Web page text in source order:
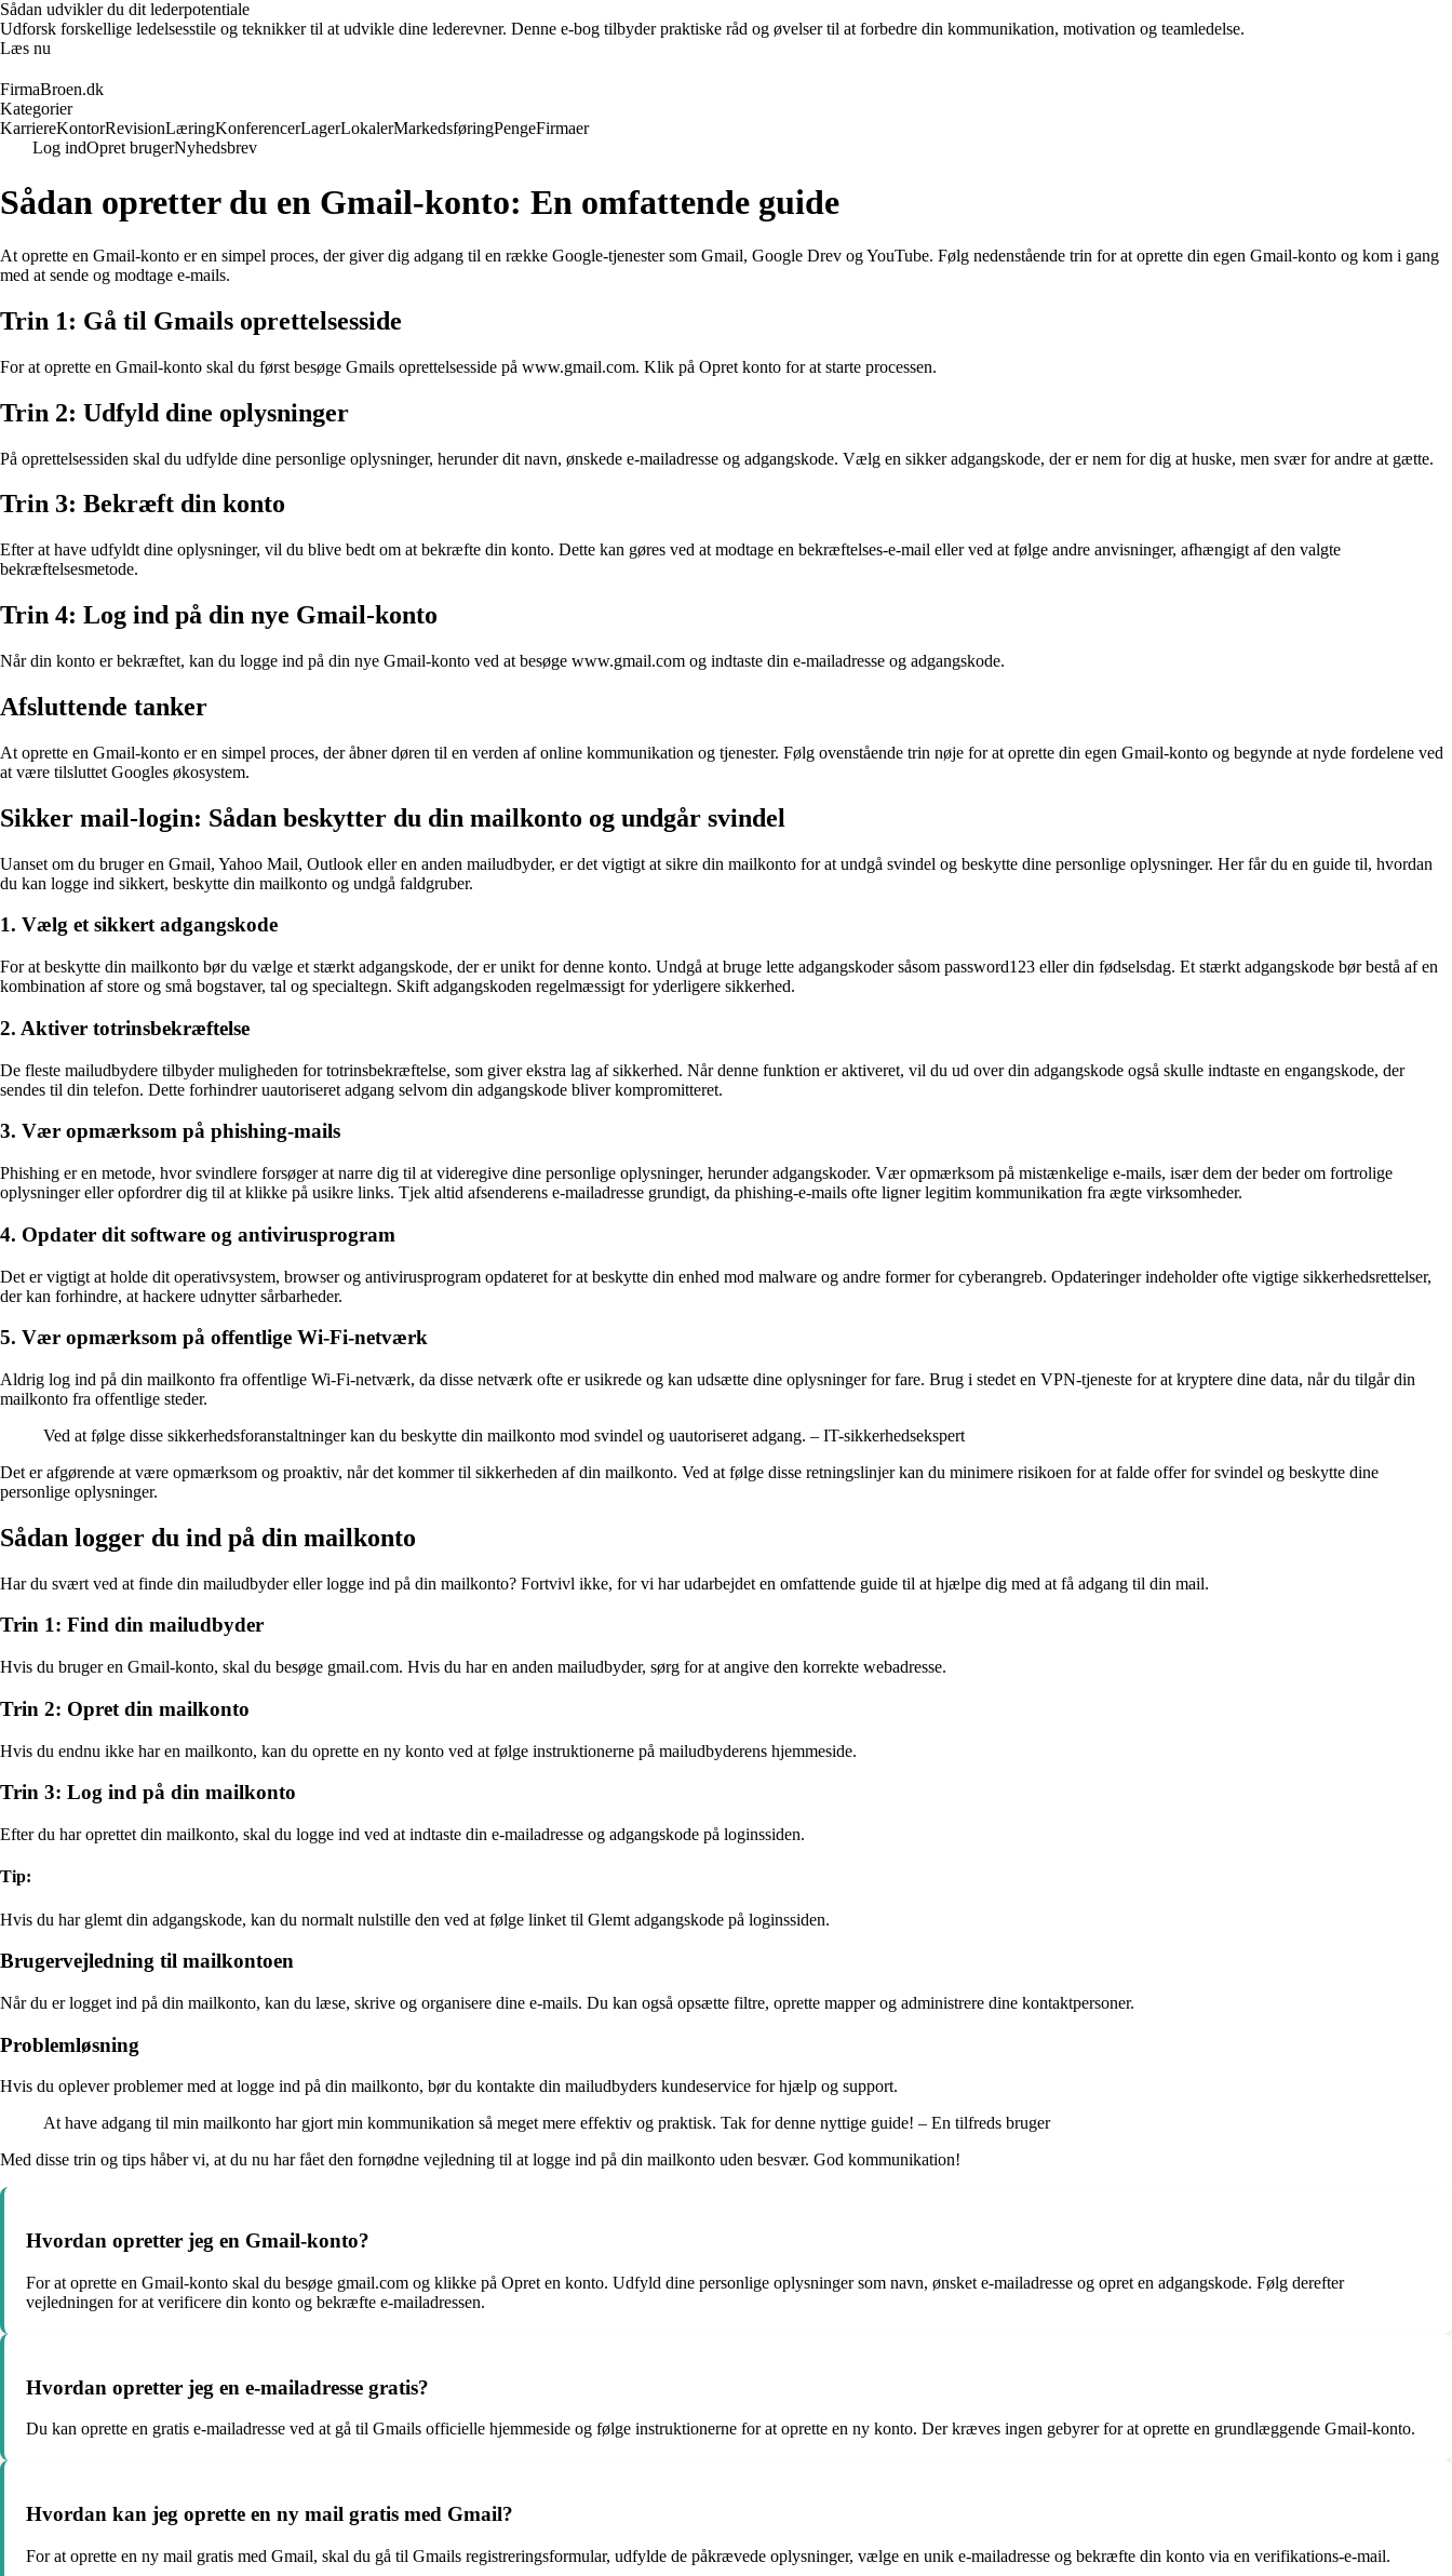
Sådan udvikler du dit lederpotentiale
Udforsk forskellige ledelsesstile og teknikker til at udvikle dine lederevner. Denne e-bog tilbyder praktiske råd og øvelser til at forbedre din kommunikation, motivation og teamledelse.
Læs nu
FirmaBroen.dk
Kategorier
KarriereKontorRevisionLæringKonferencerLagerLokalerMarkedsføringPengeFirmaer
Log indOpret brugerNyhedsbrev
Sådan opretter du en Gmail-konto: En omfattende guide
At oprette en Gmail-konto er en simpel proces, der giver dig adgang til en række Google-tjenester som Gmail, Google Drev og YouTube. Følg nedenstående trin for at oprette din egen Gmail-konto og kom i gang
med at sende og modtage e-mails.
Trin 1: Gå til Gmails oprettelsesside
For at oprette en Gmail-konto skal du først besøge Gmails oprettelsesside på www.gmail.com. Klik på Opret konto for at starte processen.
Trin 2: Udfyld dine oplysninger
På oprettelsessiden skal du udfylde dine personlige oplysninger, herunder dit navn, ønskede e-mailadresse og adgangskode. Vælg en sikker adgangskode, der er nem for dig at huske, men svær for andre at gætte.
Trin 3: Bekræft din konto
Efter at have udfyldt dine oplysninger, vil du blive bedt om at bekræfte din konto. Dette kan gøres ved at modtage en bekræftelses-e-mail eller ved at følge andre anvisninger, afhængigt af den valgte
bekræftelsesmetode.
Trin 4: Log ind på din nye Gmail-konto
Når din konto er bekræftet, kan du logge ind på din nye Gmail-konto ved at besøge www.gmail.com og indtaste din e-mailadresse og adgangskode.
Afsluttende tanker
At oprette en Gmail-konto er en simpel proces, der åbner døren til en verden af online kommunikation og tjenester. Følg ovenstående trin nøje for at oprette din egen Gmail-konto og begynde at nyde fordelene ved
at være tilsluttet Googles økosystem.
Sikker mail-login: Sådan beskytter du din mailkonto og undgår svindel
Uanset om du bruger en Gmail, Yahoo Mail, Outlook eller en anden mailudbyder, er det vigtigt at sikre din mailkonto for at undgå svindel og beskytte dine personlige oplysninger. Her får du en guide til, hvordan
du kan logge ind sikkert, beskytte din mailkonto og undgå faldgruber.
1. Vælg et sikkert adgangskode
For at beskytte din mailkonto bør du vælge et stærkt adgangskode, der er unikt for denne konto. Undgå at bruge lette adgangskoder såsom password123 eller din fødselsdag. Et stærkt adgangskode bør bestå af en
kombination af store og små bogstaver, tal og specialtegn. Skift adgangskoden regelmæssigt for yderligere sikkerhed.
2. Aktiver totrinsbekræftelse
De fleste mailudbydere tilbyder muligheden for totrinsbekræftelse, som giver ekstra lag af sikkerhed. Når denne funktion er aktiveret, vil du ud over din adgangskode også skulle indtaste en engangskode, der
sendes til din telefon. Dette forhindrer uautoriseret adgang selvom din adgangskode bliver kompromitteret.
3. Vær opmærksom på phishing-mails
Phishing er en metode, hvor svindlere forsøger at narre dig til at videregive dine personlige oplysninger, herunder adgangskoder. Vær opmærksom på mistænkelige e-mails, især dem der beder om fortrolige
oplysninger eller opfordrer dig til at klikke på usikre links. Tjek altid afsenderens e-mailadresse grundigt, da phishing-e-mails ofte ligner legitim kommunikation fra ægte virksomheder.
4. Opdater dit software og antivirusprogram
Det er vigtigt at holde dit operativsystem, browser og antivirusprogram opdateret for at beskytte din enhed mod malware og andre former for cyberangreb. Opdateringer indeholder ofte vigtige sikkerhedsrettelser,
der kan forhindre, at hackere udnytter sårbarheder.
5. Vær opmærksom på offentlige Wi-Fi-netværk
Aldrig log ind på din mailkonto fra offentlige Wi-Fi-netværk, da disse netværk ofte er usikrede og kan udsætte dine oplysninger for fare. Brug i stedet en VPN-tjeneste for at kryptere dine data, når du tilgår din
mailkonto fra offentlige steder.
Ved at følge disse sikkerhedsforanstaltninger kan du beskytte din mailkonto mod svindel og uautoriseret adgang. – IT-sikkerhedsekspert
Det er afgørende at være opmærksom og proaktiv, når det kommer til sikkerheden af din mailkonto. Ved at følge disse retningslinjer kan du minimere risikoen for at falde offer for svindel og beskytte dine
personlige oplysninger.
Sådan logger du ind på din mailkonto
Har du svært ved at finde din mailudbyder eller logge ind på din mailkonto? Fortvivl ikke, for vi har udarbejdet en omfattende guide til at hjælpe dig med at få adgang til din mail.
Trin 1: Find din mailudbyder
Hvis du bruger en Gmail-konto, skal du besøge gmail.com. Hvis du har en anden mailudbyder, sørg for at angive den korrekte webadresse.
Trin 2: Opret din mailkonto
Hvis du endnu ikke har en mailkonto, kan du oprette en ny konto ved at følge instruktionerne på mailudbyderens hjemmeside.
Trin 3: Log ind på din mailkonto
Efter du har oprettet din mailkonto, skal du logge ind ved at indtaste din e-mailadresse og adgangskode på loginssiden.
Tip:
Hvis du har glemt din adgangskode, kan du normalt nulstille den ved at følge linket til Glemt adgangskode på loginssiden.
Brugervejledning til mailkontoen
Når du er logget ind på din mailkonto, kan du læse, skrive og organisere dine e-mails. Du kan også opsætte filtre, oprette mapper og administrere dine kontaktpersoner.
Problemløsning
Hvis du oplever problemer med at logge ind på din mailkonto, bør du kontakte din mailudbyders kundeservice for hjælp og support.
At have adgang til min mailkonto har gjort min kommunikation så meget mere effektiv og praktisk. Tak for denne nyttige guide! – En tilfreds bruger
Med disse trin og tips håber vi, at du nu har fået den fornødne vejledning til at logge ind på din mailkonto uden besvær. God kommunikation!
Hvordan opretter jeg en Gmail-konto?
For at oprette en Gmail-konto skal du besøge gmail.com og klikke på Opret en konto. Udfyld dine personlige oplysninger som navn, ønsket e-mailadresse og opret en adgangskode. Følg derefter
vejledningen for at verificere din konto og bekræfte e-mailadressen.
Hvordan opretter jeg en e-mailadresse gratis?
Du kan oprette en gratis e-mailadresse ved at gå til Gmails officielle hjemmeside og følge instruktionerne for at oprette en ny konto. Der kræves ingen gebyrer for at oprette en grundlæggende Gmail-konto.
Hvordan kan jeg oprette en ny mail gratis med Gmail?
For at oprette en ny mail gratis med Gmail, skal du gå til Gmails registreringsformular, udfylde de påkrævede oplysninger, vælge en unik e-mailadresse og bekræfte din konto via en verifikations-e-mail.